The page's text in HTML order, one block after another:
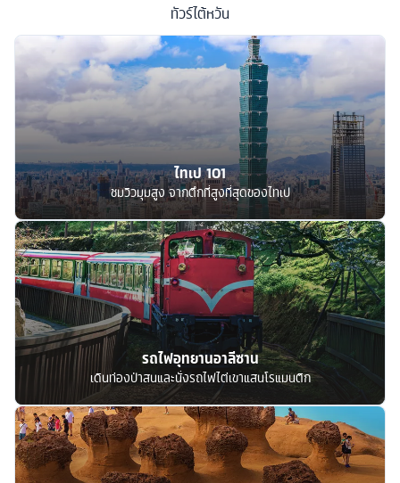
ทัวร์ไต้หวัน
ไทเป 101
ชมวิวมุมสูง จากตึกที่สูงที่สุดของไทเป
รถไฟอุทยานอาลีซาน
เดินท่องป่าสนและนั่งรถไฟไต่เขาแสนโรแมนติก